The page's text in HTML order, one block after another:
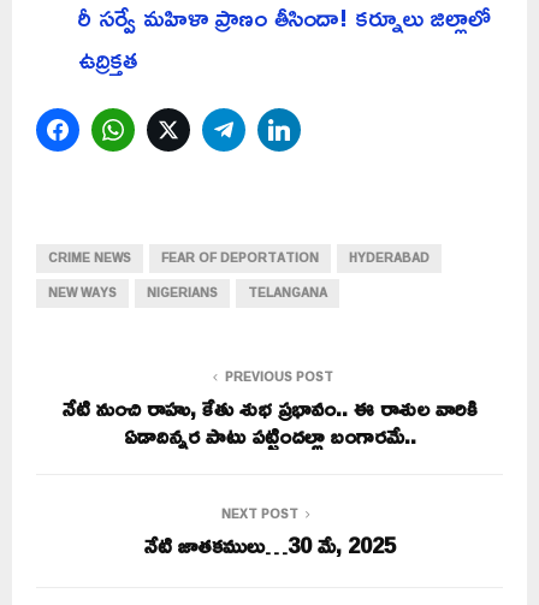
రీ సర్వే మహిళా ప్రాణం తీసిందా! కర్నూలు జిల్లాలో
ఉద్రిక్తత
FacebookWhatsAppTwitterTelegram
CRIME NEWS FEAR OF DEPORTATION
HYDERABAD
NEW WAYS
NIGERIANS TELANGANA
PREVIOUS POST
నేటి నుంచి రాహు, కేతు శుభ ప్రభావం.. ఈ రాశుల వారికి
ఏడాదిన్నర పాటు పట్టిందల్లా బంగారమే..
NEXT POST
నేటి జాతకములు…30 మే, 2025